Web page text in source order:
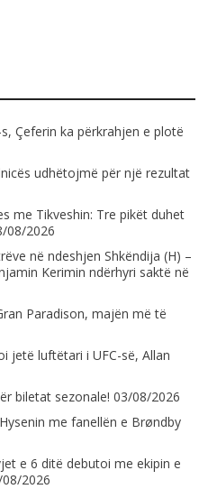
Çeferin ka përkrahjen e plotë
udhëtojmë për një rezultat
me Tikveshin: Tre pikët duhet
08/2026
në ndeshjen Shkëndija (H) –
Kerimin ndërhyri saktë në
Paradison, majën më të
jetë luftëtari i UFC-së, Allan
biletat sezonale! 03/08/2026
me fanellën e Brøndby
e 6 ditë debutoi me ekipin e
2026